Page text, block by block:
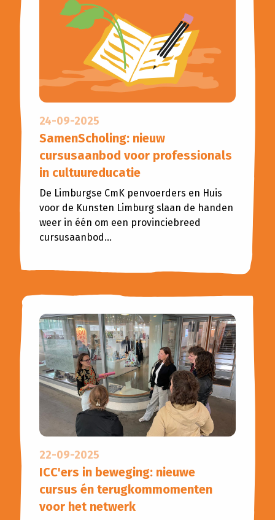
Voor het culturele veld
Parkstad CultuurWeb
Planned Culture
Reizen in de Tijd
Bijeenkomsten
Bibliotheken
Actueel
Agenda
Scholenportaal
Inspiratiewijzer
24-09-2025
SamenScholing: nieuw
cursusaanbod voor professionals
in cultuureducatie
De Limburgse CmK penvoerders en Huis
voor de Kunsten Limburg slaan de handen
weer in één om een provinciebreed
cursusaanbod...
22-09-2025
ICC'ers in beweging: nieuwe
cursus én terugkommomenten
voor het netwerk